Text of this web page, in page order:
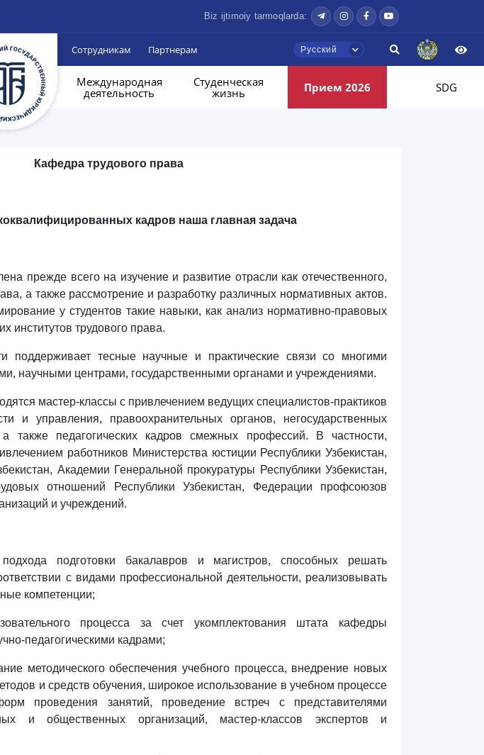
Biz ijtimoiy tarmoqlarda:
Сотрудникам Партнерам Русский
Международная
деятельность
Студенческая
жизнь
Прием 2026 SDG
Кафедра трудового права
кадров наша главная задача
прежде всего на изучение и развитие отрасли как отечественного,
а также рассмотрение и разработку различных нормативных актов.
у студентов такие навыки, как анализ нормативно-правовых
институтов трудового права.
поддерживает тесные научные и практические связи со многими
научными центрами, государственными органами и учреждениями.
мастер-классы с привлечением ведущих специалистов-практиков
и управления, правоохранительных органов, негосударственных
а также педагогических кадров смежных профессий. В частности,
работников Министерства юстиции Республики Узбекистан,
Академии Генеральной прокуратуры Республики Узбекистан,
отношений Республики Узбекистан, Федерации профсоюзов
и учреждений.
подготовки бакалавров и магистров, способных решать
с видами профессиональной деятельности, реализовывать
компетенции;
процесса за счет укомплектования штата кафедры
педагогическими кадрами;
методического обеспечения учебного процесса, внедрение новых
и средств обучения, широкое использование в учебном процессе
проведения занятий, проведение встреч с представителями
и общественных организаций, мастер-классов экспертов и